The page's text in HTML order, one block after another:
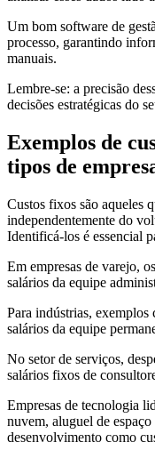
Um bom software de
processo, garantindo
manuais.
Lembre-se: a precisão
decisões estratégicas do
Exemplos de
tipos de
Custos fixos são aqueles
independentemente do
Identificá-los é essencial
Em empresas de varejo,
salários da equipe
Para indústrias, exemplos
salários da equipe
No setor de serviços,
salários fixos de
Empresas de tecnologia
nuvem, aluguel de
desenvolvimento como